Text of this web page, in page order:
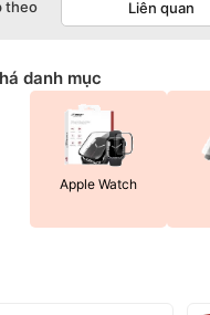
theo Liên quan
danh mục
Apple Watch